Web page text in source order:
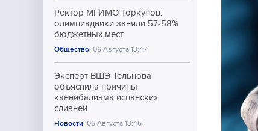
Ректор МГИМО Торкунов:
олимпиадники заняли 57-58%
бюджетных мест
Общество 06 Августа 13:47
Эксперт ВШЭ Тельнова
объяснила причины
каннибализма испанских
слизней
Новости 06 Августа 13:46